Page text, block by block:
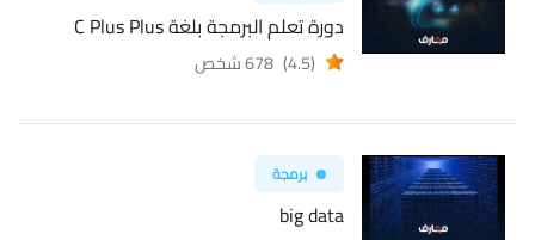
دورة تعلم البرمجة بلغة C Plus Plus
(4.5) 678 شخص
برمجة
big data